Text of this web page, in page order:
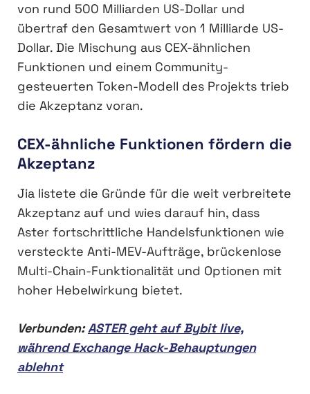
von rund 500 Milliarden US-Dollar und
übertraf den Gesamtwert von 1 Milliarde US-
Dollar. Die Mischung aus CEX-ähnlichen
Funktionen und einem Community-
gesteuerten Token-Modell des Projekts trieb
die Akzeptanz voran.
CEX-ähnliche Funktionen fördern die
Akzeptanz
Jia listete die Gründe für die weit verbreitete
Akzeptanz auf und wies darauf hin, dass
Aster fortschrittliche Handelsfunktionen wie
versteckte Anti-MEV-Aufträge, brückenlose
Multi-Chain-Funktionalität und Optionen mit
hoher Hebelwirkung bietet.
Verbunden:ASTER geht auf Bybit live,
während Exchange Hack-Behauptungen
ablehnt